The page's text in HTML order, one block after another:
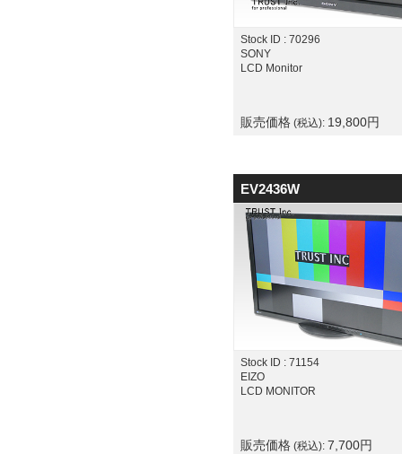
Stock ID : 70296
SONY
LCD Monitor
販売価格 (税込): 19,800円
EV2436W
Stock ID : 71154
EIZO
LCD MONITOR
販売価格 (税込): 7,700円